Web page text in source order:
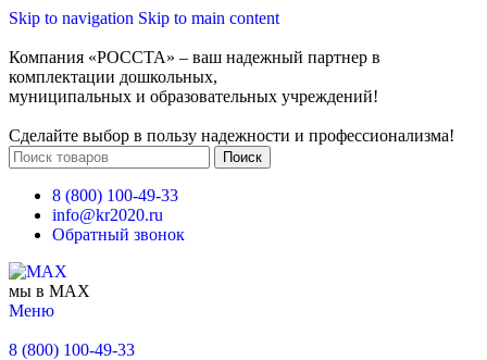
Skip to navigation Skip to main content
Компания «РОССТА» – ваш надежный партнер в
комплектации дошкольных,
муниципальных и образовательных учреждений!
Сделайте выбор в пользу надежности и профессионализма!
Поиск
8 (800) 100-49-33
info@kr2020.ru
Обратный звонок
мы в MAX
Меню
8 (800) 100-49-33